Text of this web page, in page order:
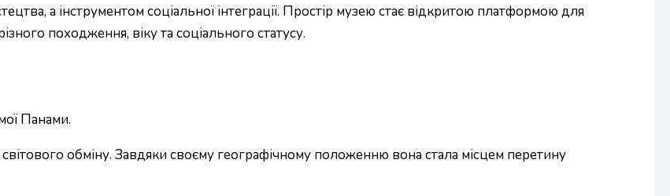
а інструментом соціальної інтеграції. Простір музею стає відкритою платформою для
походження, віку та соціального статусу.
Панами.
обміну. Завдяки своєму географічному положенню вона стала місцем перетину